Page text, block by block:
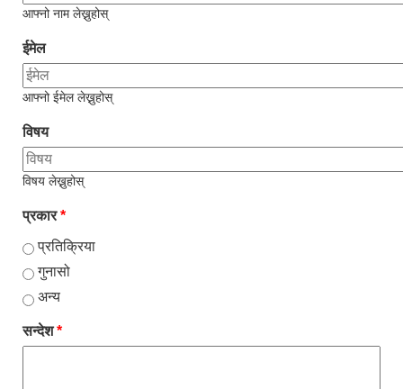
आफ्नो नाम लेख्नुहोस्
ईमेल
आफ्नो ईमेल लेख्नुहोस्
विषय
विषय लेख्नुहोस्
प्रकार*
प्रतिक्रिया
गुनासो
अन्य
सन्देश*